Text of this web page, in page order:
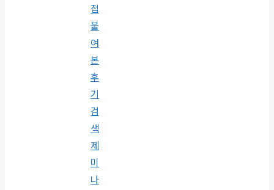
접
붙
여
본
후
기
검
색
제
미
나